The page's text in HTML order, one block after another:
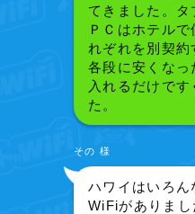
てきました。タ
ＰＣはホテル
れぞれを別契約
各段に安くなっ
入れるだけです
た。
その 様
ハワイはいろん
WiFiがありまし